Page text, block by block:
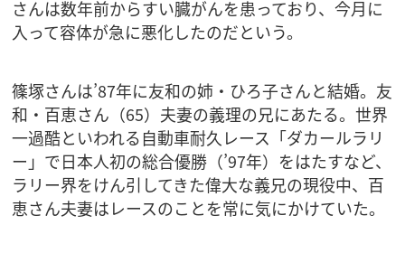
さんは数年前からすい臓がんを患っており、今月に
入って容体が急に悪化したのだという。
篠塚さんは’87年に友和の姉・ひろ子さんと結婚。友
和・百恵さん（65）夫妻の義理の兄にあたる。世界
一過酷といわれる自動車耐久レース「ダカールラリ
ー」で日本人初の総合優勝（’97年）をはたすなど、
ラリー界をけん引してきた偉大な義兄の現役中、百
恵さん夫妻はレースのことを常に気にかけていた。